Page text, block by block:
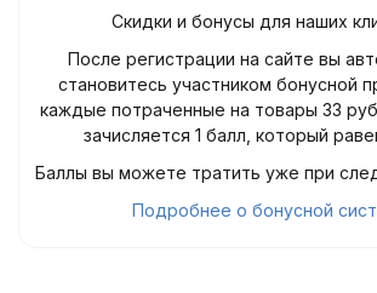
Скидки и бонусы для наших
После регистрации на сайте вы
становитесь участником бонусной
каждые потраченные на товары 33
зачисляется 1 балл, который
Баллы вы можете тратить уже при
Подробнее о бонусной